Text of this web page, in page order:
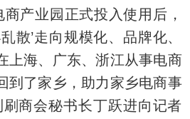
产业园正式投入使用后，
散’走向规模化、品牌化、
上海、广东、浙江从事电商
到了家乡，助力家乡电商事
刷商会秘书长丁跃进向记者